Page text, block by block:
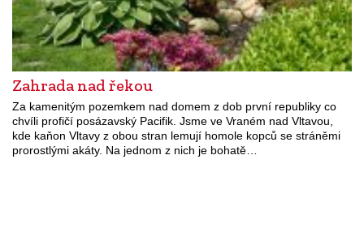
Zahrada nad řekou
Za kamenitým pozemkem nad domem z dob první republiky co
chvíli profičí posázavský Pacifik. Jsme ve Vraném nad Vltavou,
kde kaňon Vltavy z obou stran lemují homole kopců se stráněmi
prorostlými akáty. Na jednom z nich je bohatě…